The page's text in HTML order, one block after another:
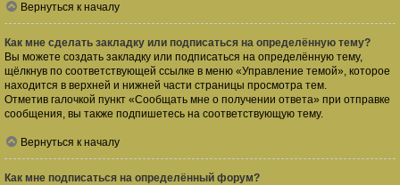
Вернуться к началу
Как мне сделать закладку или подписаться на определённую тему?
Вы можете создать закладку или подписаться на определённую тему,
щёлкнув по соответствующей ссылке в меню «Управление темой», которое
находится в верхней и нижней части страницы просмотра тем.
Отметив галочкой пункт «Сообщать мне о получении ответа» при отправке
сообщения, вы также подпишетесь на соответствующую тему.
Вернуться к началу
Как мне подписаться на определённый форум?